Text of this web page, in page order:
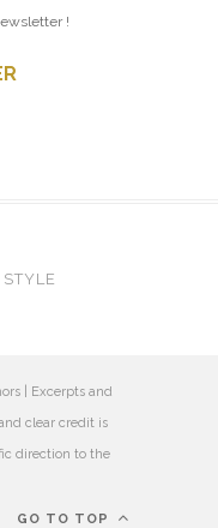
!
| Excerpts and
clear credit is
direction to the
GO TO TOP